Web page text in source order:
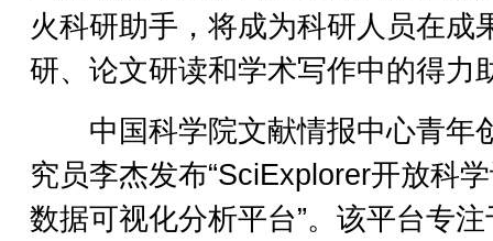
火科研助手，将成为科研人员在成
研、论文研读和学术写作中的得力
中国科学院文献情报中心青年
究员李杰发布“SciExplorer开放科
数据可视化分析平台”。该平台专